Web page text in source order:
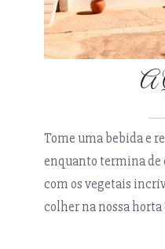
A
Tome uma bebida e
enquanto termina de
com os vegetais
colher na nossa